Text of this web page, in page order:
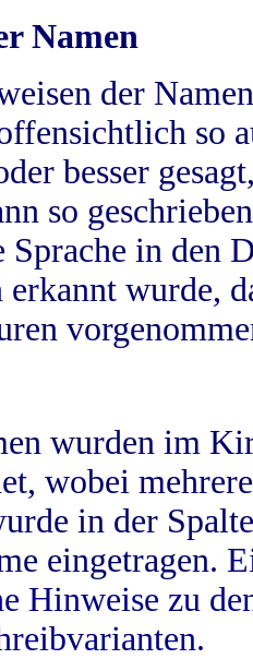
Namen
der
so
besser
so
Sprache in
erkannt wurde,
wurden im
wobei
in der
eingetragen.
Hinweise zu